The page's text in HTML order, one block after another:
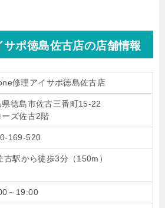
ポ徳島佐古店の店舗情報
修理アイサポ徳島佐古店
県徳島市佐古三番町15-22
ーズ佐古2階
169-520
古駅から徒歩3分（150m）
～19:00